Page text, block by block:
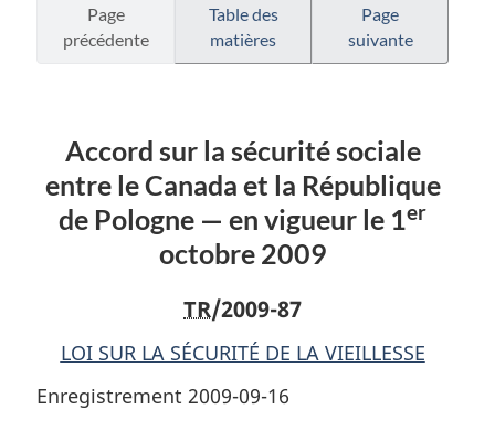
la
sécurité
sociale
Canada
et
République
de
—
en
le
sur
sécurité
le
Canada
la
République
Pologne
—
vigueur
sécurité
le
Canada
la
République
—
Page
précédente
Table des
matières
Page
suivante
Accord sur la sécurité sociale
entre le Canada et la République
de Pologne — en vigueur le 1er
octobre 2009
TR/2009-87
LOI SUR LA SÉCURITÉ DE LA VIEILLESSE
Enregistrement 2009-09-16